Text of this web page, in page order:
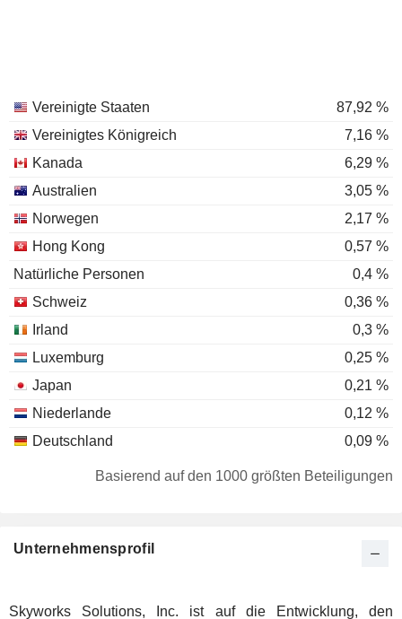
Vereinigte Staaten
87,92 %
Vereinigtes Königreich
7,16 %
Kanada
6,29 %
Australien
3,05 %
Norwegen
2,17 %
Hong Kong
0,57 %
Natürliche Personen
0,4 %
Schweiz
0,36 %
Irland
0,3 %
Luxemburg
0,25 %
Japan
0,21 %
Niederlande
0,12 %
Deutschland
0,09 %
Schweden
Vereinigte Arabische Emirate
0,05 %
Dänemark
0,04 %
Basierend auf den 1000 größten Beteiligungen
Unternehmensprofil
Skyworks Solutions, Inc. ist auf die Entwicklung, den